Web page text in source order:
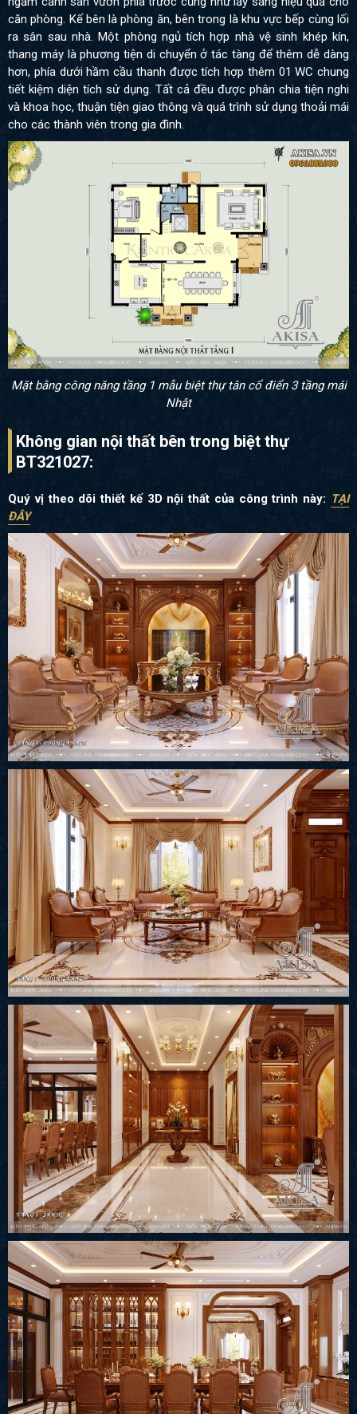
căn phòng. Kế bên là phòng ăn, bên trong là khu vực bếp cùng lối
ra sân sau nhà. Một phòng ngủ tích hợp nhà vệ sinh khép kín,
thang máy là phương tiện di chuyển ở tác tàng để thêm dễ dàng
hơn, phía dưới hầm cầu thanh được tích hợp thêm 01 WC chung
tiết kiệm diện tích sử dụng. Tất cả đều được phân chia tiện nghi
và khoa học, thuận tiện giao thông và quá trình sử dụng thoải mái
cho các thành viên trong gia đình.
Mặt bằng công năng tầng 1 mẫu biệt thự tân cổ điển 3 tầng mái
Nhật
Không gian nội thất bên trong biệt thự
BT321027:
Quý vị theo dõi thiết kế 3D nội thất của công trình này: TẠI
ĐÂY